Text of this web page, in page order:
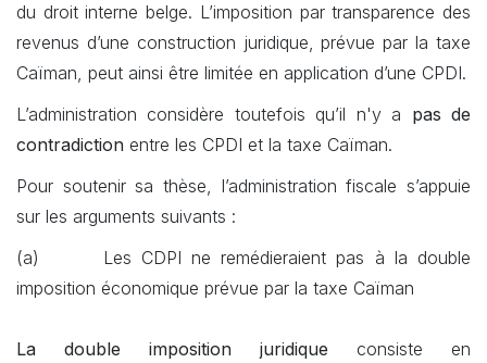
du droit interne belge. L’imposition par transparence des
revenus d’une construction juridique, prévue par la taxe
Caïman, peut ainsi être limitée en application d’une CPDI.
L’administration considère toutefois qu’il n'y a pas de
contradiction entre les CPDI et la taxe Caïman.
Pour soutenir sa thèse, l’administration fiscale s’appuie
sur les arguments suivants :
(a)
​Les CDPI ne remédieraient pas à la double
imposition économique prévue par la taxe Caïman
La double imposition juridique consiste en